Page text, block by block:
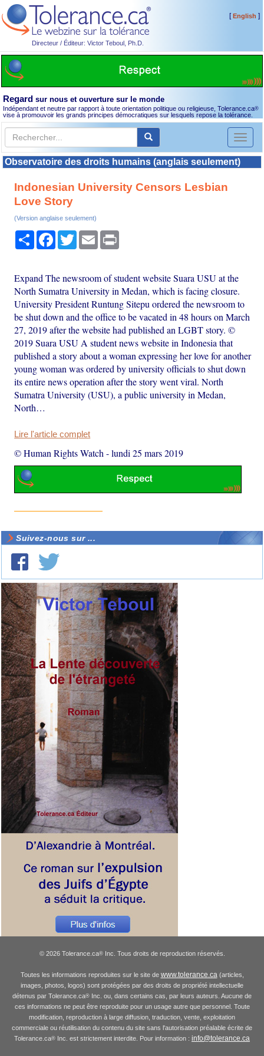
Directeur / Éditeur: Victor Teboul, Ph.D.
[English ]
Regard sur nous et ouverture sur le monde
Indépendant et neutre par rapport à toute orientation politique ou religieuse, Tolerance.ca®
vise à promouvoir les grands principes démocratiques sur lesquels repose la tolérance.
Toggle
Observatoire des droits humains (anglais seulement)
Indonesian University Censors Lesbian
Love Story
(Version anglaise seulement)
PartagerFacebook
TwitterEmail
Expand The newsroom of student website Suara USU at the
North Sumatra University in Medan, which is facing closure.
University President Runtung Sitepu ordered the newsroom to
be shut down and the office to be vacated in 48 hours on March
27, 2019 after the website had published an LGBT story. ©
2019 Suara USU A student news website in Indonesia that
published a story about a woman expressing her love for another
young woman was ordered by university officials to shut down
its entire news operation after the story went viral. North
Sumatra University (USU), a public university in Medan,
North…
Lire l'article complet
© Human Rights Watch -lundi 25 mars 2019
Suivez-nous sur ...
© 2026 Tolerance.ca®Inc. Tous droits de reproduction réservés.
Toutes les informations reproduites sur le site de www.tolerance.ca(articles,
images, photos, logos) sont protégées par des droits de propriété intellectuelle
détenus par Tolerance.ca® Inc. ou, dans certains cas, par leurs auteurs. Aucune de
ces informations ne peut être reproduite pour un usage autre que personnel. Toute
modification, reproduction à large diffusion, traduction, vente, exploitation
commerciale ou réutilisation du contenu du site sans l'autorisation préalable écrite de
Tolerance.ca® Inc. est strictement interdite. Pour information : info@tolerance.ca